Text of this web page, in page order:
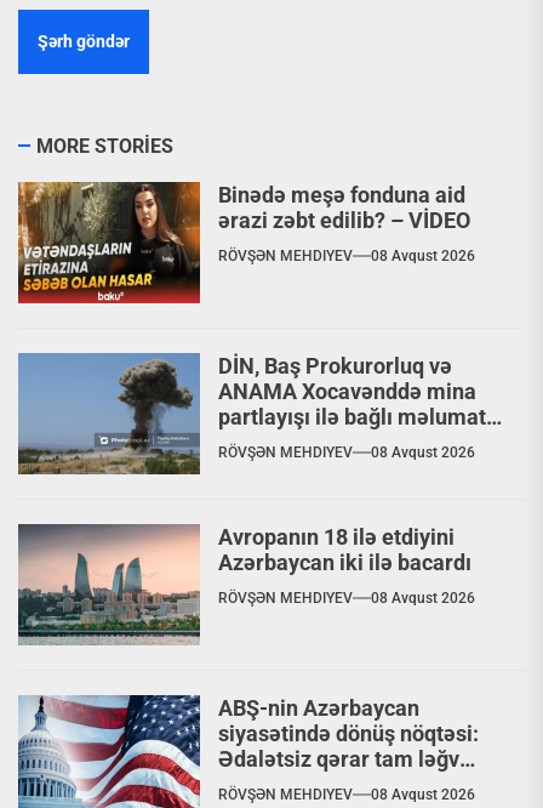
MORE STORIES
Binədə meşə fonduna aid
ərazi zəbt edilib? – VİDEO
RÖVŞƏN MEHDIYEV 08 Avqust 2026
DİN, Baş Prokurorluq və
ANAMA Xocavənddə mina
partlayışı ilə bağlı məlumat
yaydılar
RÖVŞƏN MEHDIYEV 08 Avqust 2026
Avropanın 18 ilə etdiyini
Azərbaycan iki ilə bacardı
RÖVŞƏN MEHDIYEV 08 Avqust 2026
ABŞ-nin Azərbaycan
siyasətində dönüş nöqtəsi:
Ədalətsiz qərar tam ləğv
ediləcəkmi?
RÖVŞƏN MEHDIYEV 08 Avqust 2026